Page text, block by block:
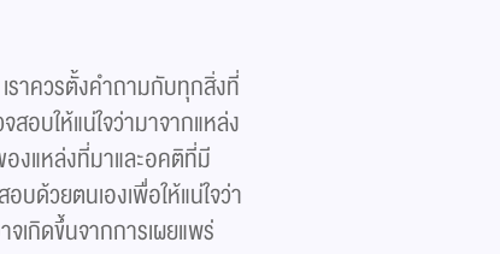
าควรตั้งคำถามกับทุกสิ่งที่
สอบให้แน่ใจว่ามาจากแหล่ง
องแหล่งที่มาและอคติที่มี
ด้วยตนเองเพื่อให้แน่ใจว่า
กิดขึ้นจากการเผยแพร่